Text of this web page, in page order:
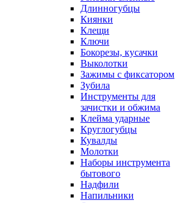
Длинногубцы
Киянки
Клещи
Ключи
Бокорезы, кусачки
Выколотки
Зажимы с фиксатором
Зубила
Инструменты для
зачистки и обжима
Клейма ударные
Круглогубцы
Кувалды
Молотки
Наборы инструмента
бытового
Надфили
Напильники